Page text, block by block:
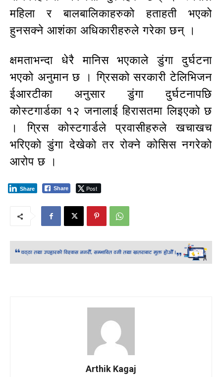
महिला र बालबालिकाहरुको हताहती भएको
हुनसक्ने आशंका अधिकारीहरुले गरेका छन् ।
क्षमताभन्दा धेरै मानिस भएकाले डुंगा दुर्घटना
भएको अनुमान छ । ग्रिसको सरकारी टेलिभिजन
ईआरटीका अनुसार डुंगा दुर्घटनापछि
कोस्टगार्डका १२ जनालाई हिरासतमा लिइएको छ
। ग्रिस कोस्टगार्डले प्रवासीहरुले खचाखच
भरिएको डुंगा देखेको तर रोक्ने कोसिस नगरेको
आरोप छ ।
Share Post
Share
Arthik Kagaj